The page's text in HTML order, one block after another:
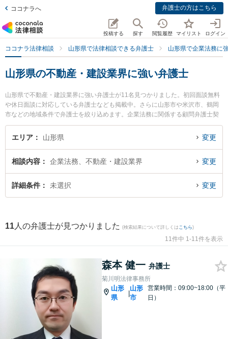
ココナラへ 弁護士の方はこちら
投稿する 探す 閲覧履歴 マイリスト ログイン
ココナラ法律相談 山形県で法律相談できる弁護士 山形県で企業法務に
山形県の不動産・建設業界に強い弁護士
山形県で不動産・建設業界に強い弁護士が11名見つかりました。初回面談無料
や休日面談に対応している弁護士なども掲載中。さらに山形市や米沢市、鶴岡
市などの地域条件で弁護士を絞り込めます。企業法務に関係する顧問弁護士契
約や契約書作成・リーガルチェック、雇用契約書・就業規則作成等の細かな分
野での絞り込み検索もでき便利です。特に菊川明法律事務所の森本 健一弁護士
います。『山形県で土日や夜間に発生した不動産・建設業界のトラブルを今す
ぐに弁護士に相談したい』『不動産・建設業界のトラブル解決の実績豊富な近
くの弁護士を検索したい』『初回相談無料で不動産・建設業界を法律相談でき
エリア 山形県 変更
相談内容 企業法務、不動産・建設業界 変更
詳細条件 未選択 変更
11 人の弁護士が見つかりました (検索結果について詳しくは こちら)
11件中 1-11件を表示
森本 健一 弁護士
菊川明法律事務所
山形
県
|
山形
市
営業時間：09:00~18:00（平
日）